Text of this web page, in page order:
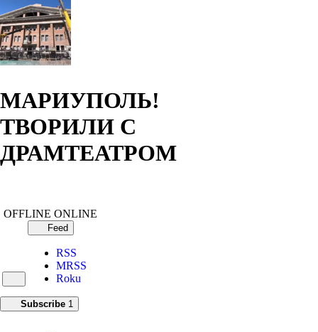
МАРИУПОЛЬ!
ТВОРИЛИ С
ДРАМТЕАТРОМ
OFFLINE ONLINE
Feed
RSS
MRSS
Roku
Subscribe 1